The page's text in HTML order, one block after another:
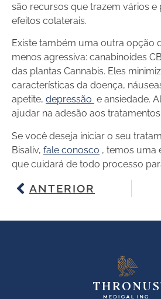
são recursos que trazem vários e
efeitos colaterais.
Existe também uma outra opção
menos agressiva: canabinoides
das plantas Cannabis. Eles
características da doença,
apetite, depressão e ansiedade.
ajudar na adesão aos
Se você deseja iniciar o seu
Bisaliv, fale conosco , temos uma
que cuidará de todo processo
ANTERIOR